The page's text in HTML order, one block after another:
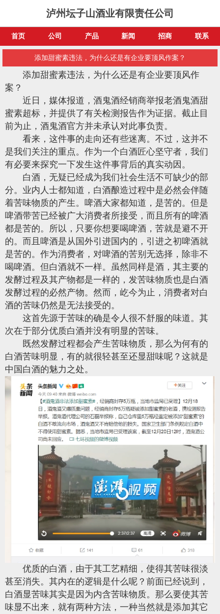
泸州坛子山酒业有限责任公司
首页 公司 产品 新闻 招商 联系
添加甜蜜素违法，为什么还是有企业要顶风作案？
添加甜蜜素违法，为什么还是有企业要顶风作
案？
近日，媒体报道，酒鬼酒经销商举报老酒鬼酒甜
蜜素超标，并提供了有关检测报告作为证据。截止目
前为止，酒鬼酒官方并未承认对此事负责。
看来，这件事的走向还有些迷离。不过，这并不
是我们关注的重点。作为一个白酒匠心坚守者，我们
有必要来探究一下发生这件事背后的真实动因。
白酒，无疑已经成为我们社会生活不可缺少的部
分。业内人士都知道，白酒酿造过程中是必然会伴随
着苦味物质的产生。啤酒大家都知道，是苦的。但是
啤酒带苦已经被广大消费者所接受，而且所有的啤酒
都是苦的。所以，只要你想要喝啤酒，苦就是避不开
的。而且啤酒是从国外引进国内的，引进之初啤酒就
是苦的。作为消费者，对啤酒的苦别无选择，除非不
喝啤酒。但白酒就不一样。虽然同样是酒，其主要的
发酵过程及其产物都是一样的，发苦味物质也是白酒
发酵过程的必然产物。然而，屹今为止，消费者对白
酒的苦味仍然是无法接受的。
这首先源于苦味的确是令人很不舒服的味道。其
次在于部分优质白酒并没有明显的苦味。
既然发酵过程都会产生苦味物质，那么为何有的
白酒苦味明显，有的就很轻甚至还显甜味呢？这就是
中国白酒的魅力之处。
优质的白酒，由于其工艺精细，使得其苦味很淡
甚至消失。其内在的逻辑是什么呢？前面已经说到，
白酒显苦味其实是因为内含苦味物质。那么要使其苦
味显不出来，就有两种方法，一种当然就是添加其它